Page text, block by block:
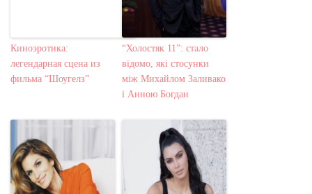
Киноэротика:
легендарная сцена из
фильма “Шоугелз”
“Холостяк 11”: стало
відомо, які стосунки
між Михайлом Заливако
і Анною Богдан